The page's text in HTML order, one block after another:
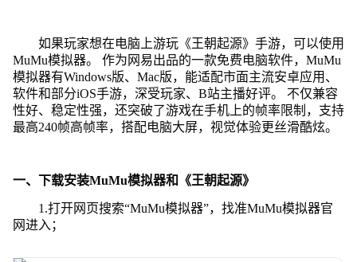
如果玩家想在电脑上游玩《王朝起源》手游，可以使用
MuMu模拟器。 作为网易出品的一款免费电脑软件，MuMu
模拟器有Windows版、Mac版，能适配市面主流安卓应用、
软件和部分iOS手游，深受玩家、B站主播好评。 不仅兼容
性好、稳定性强，还突破了游戏在手机上的帧率限制，支持
最高240帧高帧率，搭配电脑大屏，视觉体验更丝滑酷炫。
一、下载安装MuMu模拟器和《王朝起源》
1.打开网页搜索“MuMu模拟器”，找准MuMu模拟器官
网进入；